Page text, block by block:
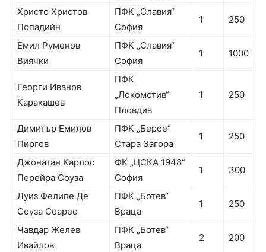
Христо Христов
Попадийн
ПФК „Славия“
София
1 250
Емил Руменов
Виячки
ПФК „Славия“
София
1 1000
Георги Иванов
Каракашев
ПФК
„Локомотив“
Пловдив
1 250
Димитър Емилов
Пиргов
ПФК „Берое“
Стара Загора
1 250
Джонатан Карлос
Перейра Соуза
ФК „ЦСКА 1948“
София
1 300
Луиз Фелипе Де
Соуза Соарес
ПФК „Ботев“
Враца
1 250
Чавдар Желев
Ивайлов
ПФК „Ботев“
Враца
2 200